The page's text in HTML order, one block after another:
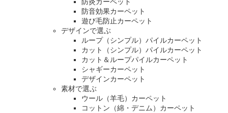
防炎カーペット
防音効果カーペット
遊び毛防止カーペット
デザインで選ぶ
ループ（シンプル）パイルカーペット
カット（シンプル）パイルカーペット
カット＆ループパイルカーペット
シャギーカーペット
デザインカーペット
素材で選ぶ
ウール（羊毛）カーペット
コットン（綿・デニム）カーペット